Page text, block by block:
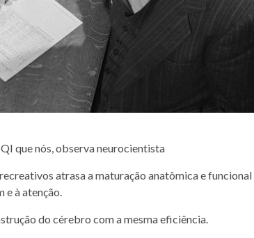
que nós, observa neurocientista
atrasa a maturação anatômica e funcional
à atenção.
do cérebro com a mesma eficiência.